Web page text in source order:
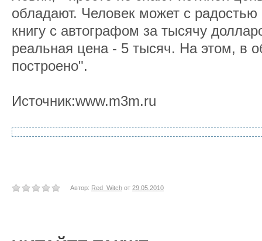
обладают. Человек может с радостью
книгу с автографом за тысячу
реальная цена - 5 тысяч. На этом, в
построено".
Источник:www.m3m.ru
Автор: Red_Witch от 29.05.2010